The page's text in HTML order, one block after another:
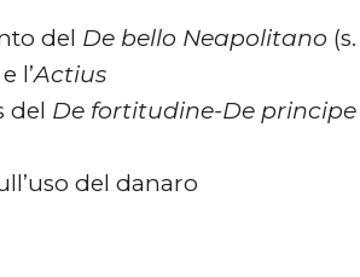
del De bello Neapolitano
e l’Actius
del De fortitudine-De principe
del danaro